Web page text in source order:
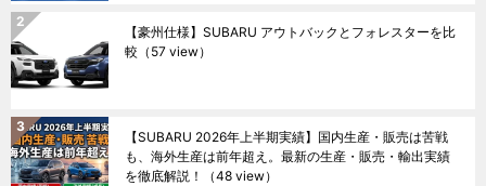
【豪州仕様】SUBARU アウトバックとフォレスターを比
較 （57 view）
【SUBARU 2026年上半期実績】国内生産・販売は苦戦
も、海外生産は前年超え。最新の生産・販売・輸出実績
を徹底解説！
（48 view）